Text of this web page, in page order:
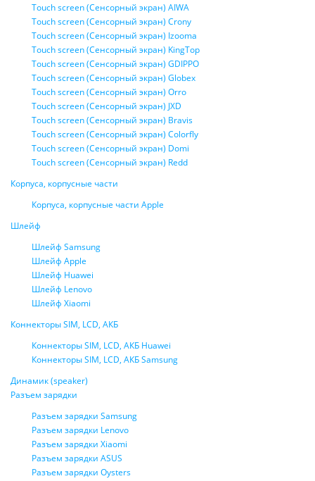
Touch screen (Сенсорный экран) AIWA
Touch screen (Сенсорный экран) Crony
Touch screen (Сенсорный экран) Izooma
Touch screen (Сенсорный экран) KingTop
Touch screen (Сенсорный экран) GDIPPO
Touch screen (Сенсорный экран) Globex
Touch screen (Сенсорный экран) Orro
Touch screen (Сенсорный экран) JXD
Touch screen (Сенсорный экран) Bravis
Touch screen (Сенсорный экран) Colorfly
Touch screen (Сенсорный экран) Domi
Touch screen (Сенсорный экран) Redd
Корпуса, корпусные части
Корпуса, корпусные части Apple
Шлейф
Шлейф Samsung
Шлейф Apple
Шлейф Huawei
Шлейф Lenovo
Шлейф Xiaomi
Коннекторы SIM, LCD, АКБ
Коннекторы SIM, LCD, АКБ Huawei
Коннекторы SIM, LCD, АКБ Samsung
Динамик (speaker)
Разъем зарядки
Разъем зарядки Samsung
Разъем зарядки Lenovo
Разъем зарядки Xiaomi
Разъем зарядки ASUS
Разъем зарядки Oysters